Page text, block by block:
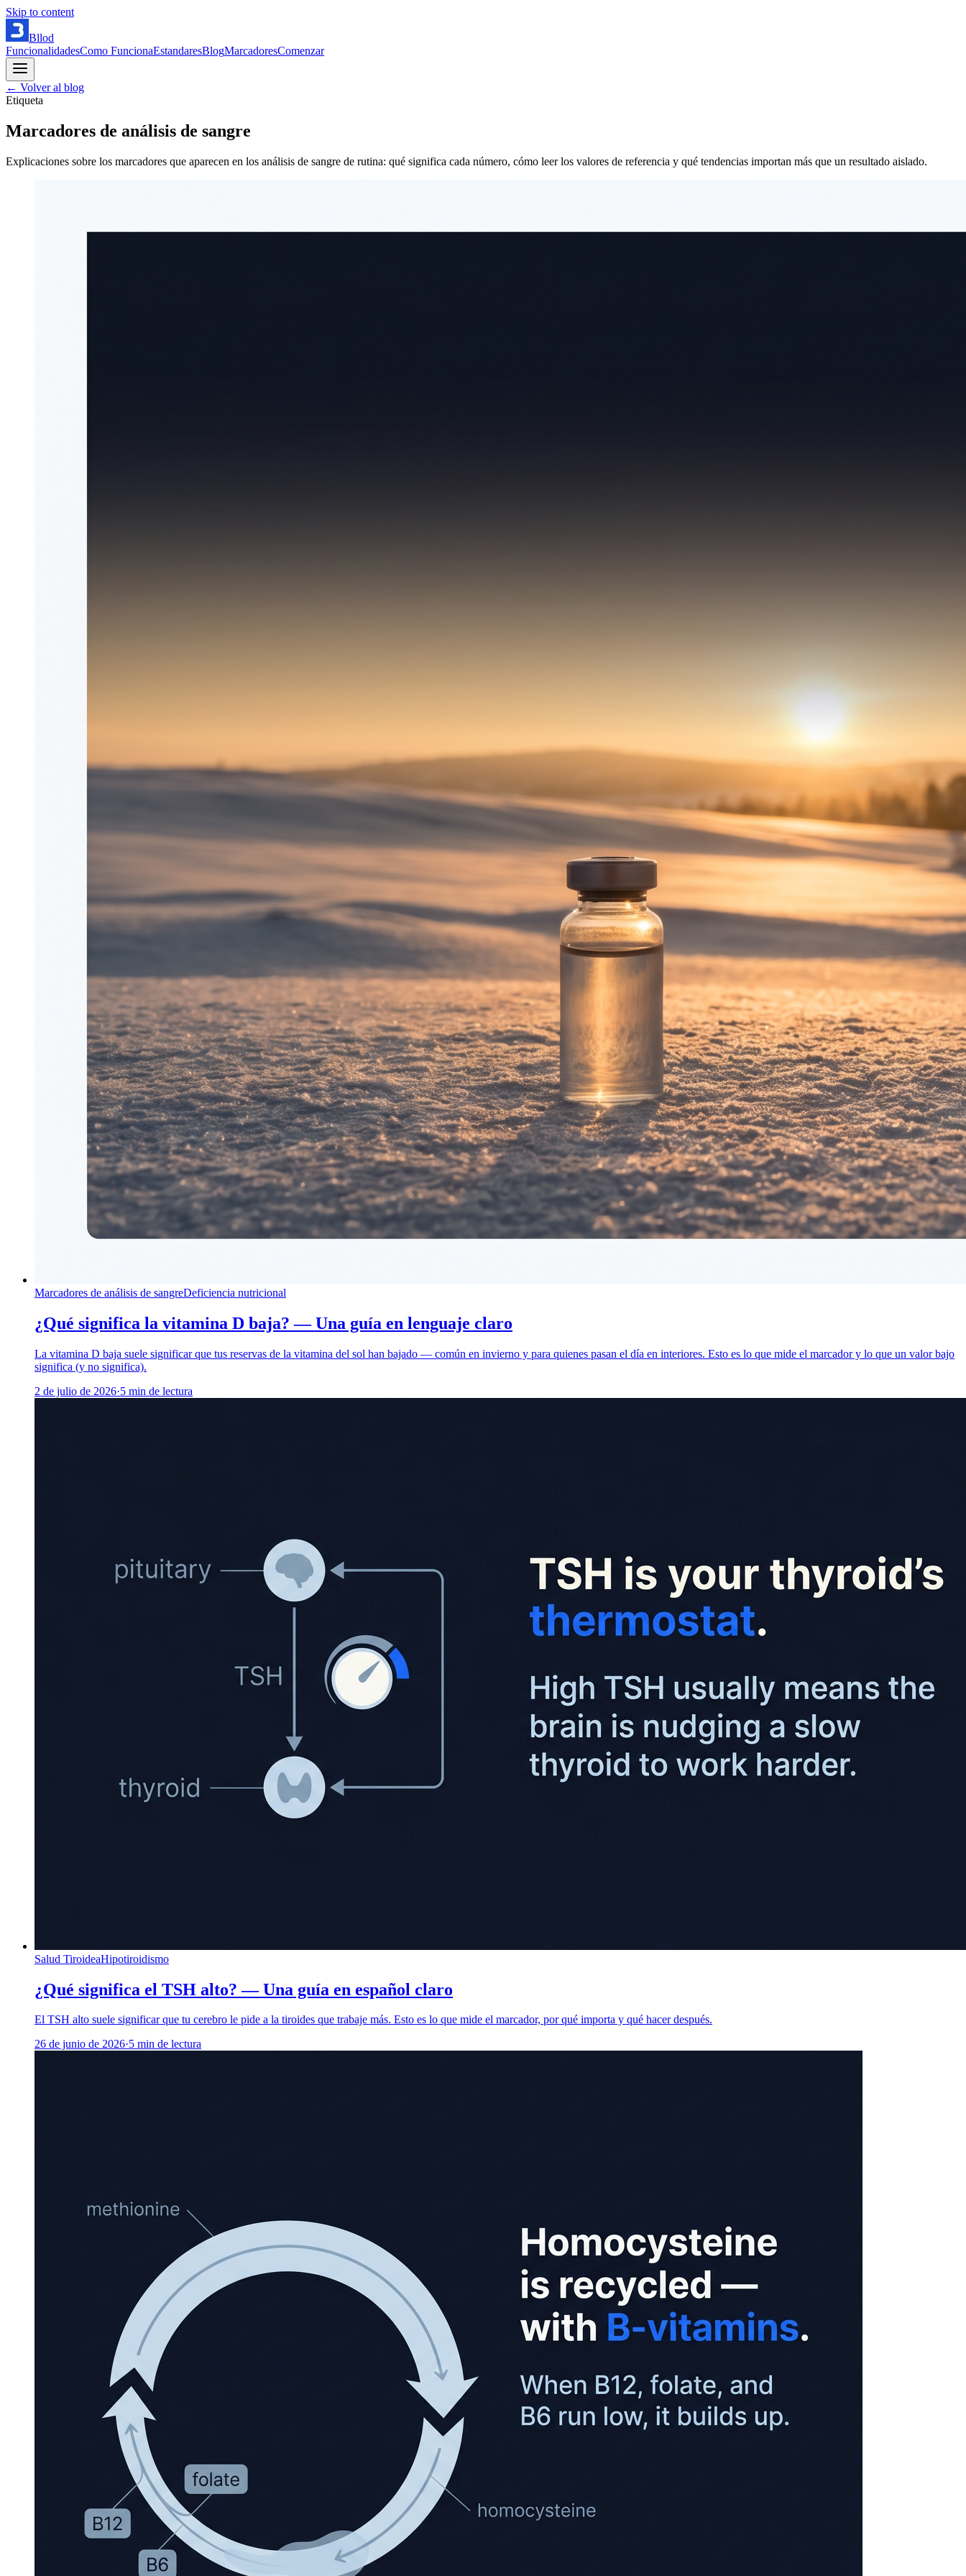
Skip to content
Bllod
FuncionalidadesComo FuncionaEstandaresBlogMarcadoresComenzar
← Volver al blog
Etiqueta
Marcadores de análisis de sangre
Explicaciones sobre los marcadores que aparecen en los análisis de sangre de rutina: qué significa cada número, cómo leer los valores de referencia y qué tendencias importan más que un resultado aislado.
Marcadores de análisis de sangreDeficiencia nutricional
¿Qué significa la vitamina D baja? — Una guía en lenguaje claro
La vitamina D baja suele significar que tus reservas de la vitamina del sol han bajado — común en invierno y para quienes pasan el día en interiores. Esto es lo que mide el marcador y lo que un valor bajo
significa (y no significa).
2 de julio de 2026·5 min de lectura
Salud TiroideaHipotiroidismo
¿Qué significa el TSH alto? — Una guía en español claro
El TSH alto suele significar que tu cerebro le pide a la tiroides que trabaje más. Esto es lo que mide el marcador, por qué importa y qué hacer después.
26 de junio de 2026·5 min de lectura